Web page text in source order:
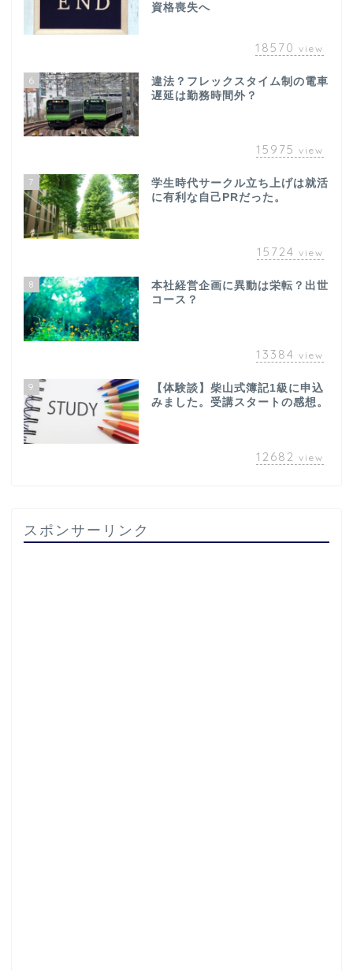
資格喪失へ
18570 view
6
違法？フレックスタイム制の電車
遅延は勤務時間外？
15975 view
7
学生時代サークル立ち上げは就活
に有利な自己PRだった。
15724 view
8
本社経営企画に異動は栄転？出世
コース？
13384 view
9
【体験談】柴山式簿記1級に申込
みました。受講スタートの感想。
12682 view
スポンサーリンク